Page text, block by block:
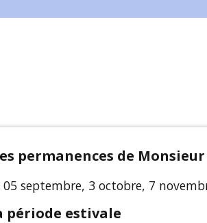
permanences de
05 septembre, 3 octobre, 7
période estivale